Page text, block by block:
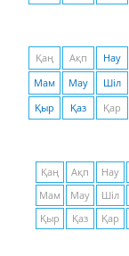
Қаң Ақп Нау
Мам
Мау Шіл
Қыр
Қаз Қар
Қаң Ақп Нау
Мам
Мау Шіл
Қыр
Қаз Қар